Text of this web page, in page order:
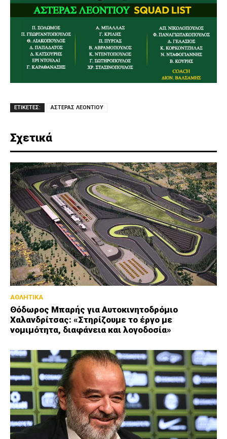
ΕΤΙΚΕΤΕΣ: ΑΣΤΕΡΑΣ ΛΕΟΝΤΙΟΥ
Σχετικά
ΑΘΛΗΤΙΚΑ
Θόδωρος Μπαρής για Αυτοκινητοδρόμιο
Χαλανδρίτσας: «Στηρίζουμε το έργο με
νομιμότητα, διαφάνεια και λογοδοσία»